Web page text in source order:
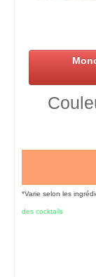
*Varie selon les
des cocktails